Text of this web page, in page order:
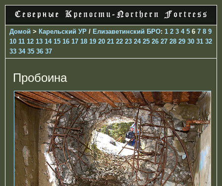
Домой > Карельский УР / Елизаветинcкий БРО: 1 2 3 4 5 6 7 8 9
10 11 12 13 14 15 16 17 18 19 20 21 22 23 24 25 26 27 28 29 30 31 32
33 34 35 36 37
Пробоина